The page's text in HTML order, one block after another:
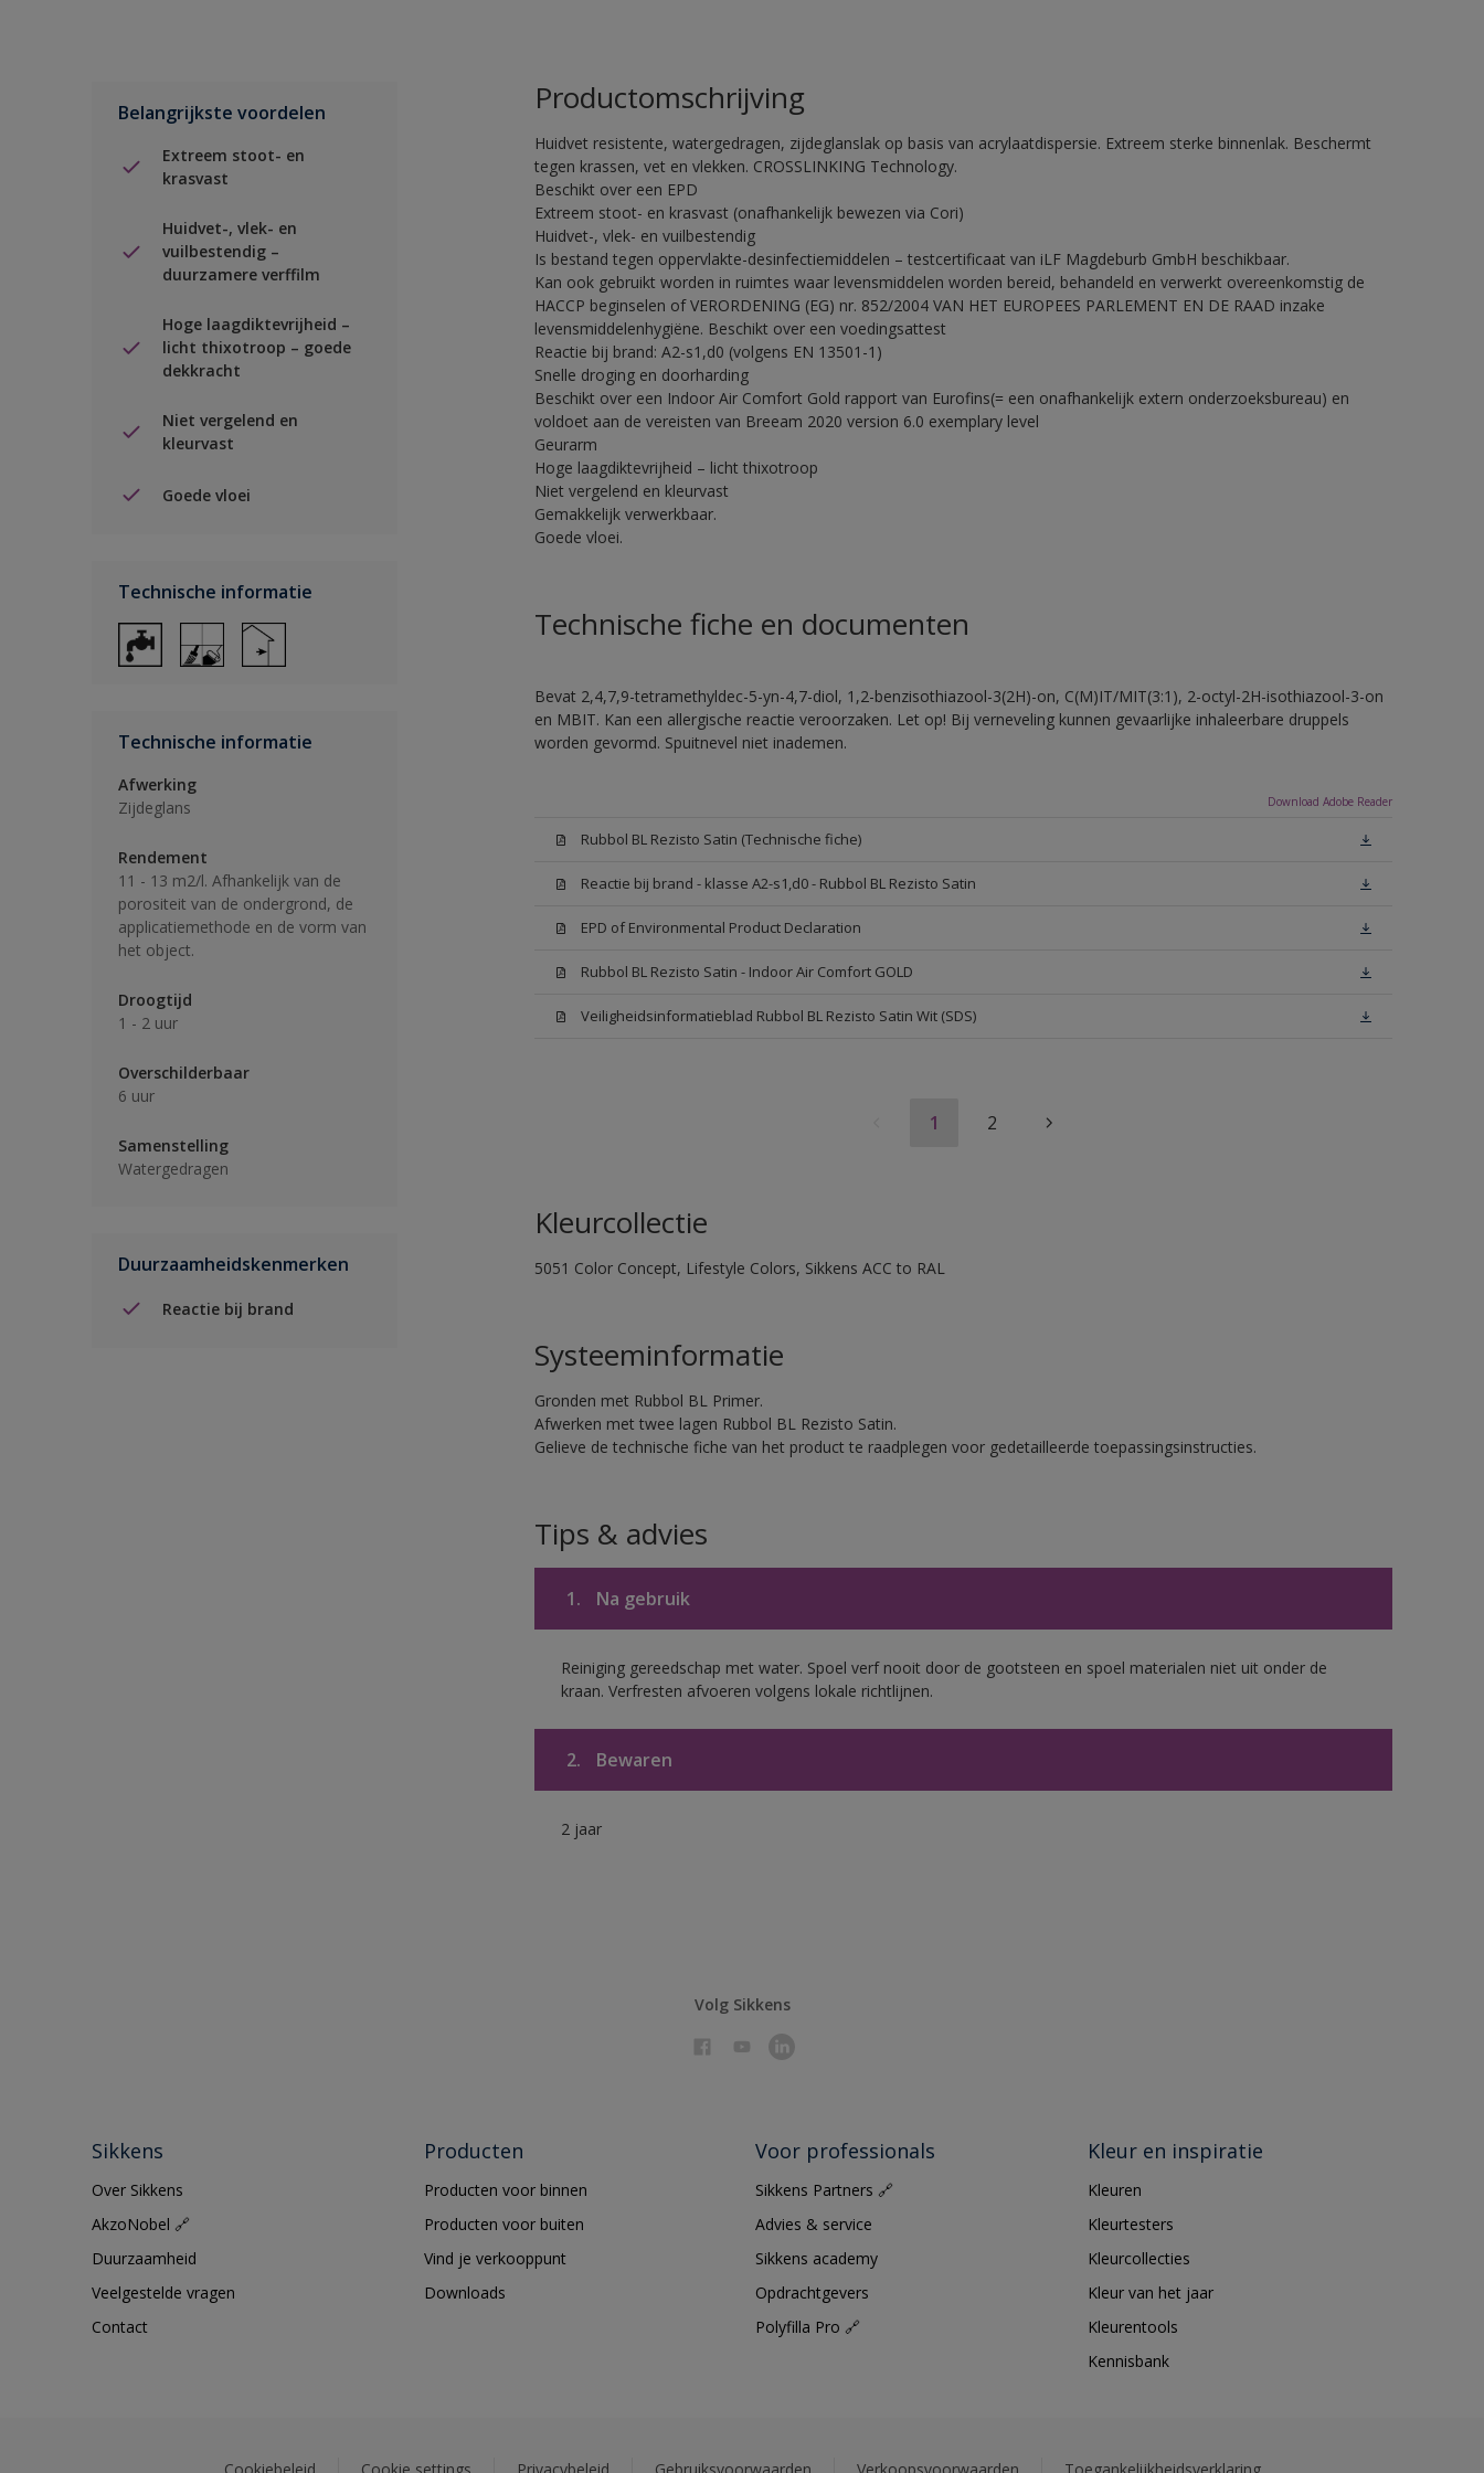
Belangrijkste voordelen
Extreem stoot- en
krasvast
Huidvet-, vlek- en
vuilbestendig –
duurzamere verffilm
Hoge laagdiktevrijheid –
licht thixotroop – goede
dekkracht
Niet vergelend en
kleurvast
Goede vloei
Technische informatie
Technische informatie
Afwerking
Zijdeglans
Rendement
11 - 13 m2/l. Afhankelijk van de
porositeit van de ondergrond, de
applicatiemethode en de vorm van
het object.
Droogtijd
1 - 2 uur
Overschilderbaar
6 uur
Samenstelling
Watergedragen
Duurzaamheidskenmerken
Reactie bij brand
Productomschrijving
Huidvet resistente, watergedragen, zijdeglanslak op basis van acrylaatdispersie. Extreem sterke binnenlak. Beschermt
tegen krassen, vet en vlekken. CROSSLINKING Technology.
Beschikt over een EPD
Extreem stoot- en krasvast (onafhankelijk bewezen via Cori)
Huidvet-, vlek- en vuilbestendig
Is bestand tegen oppervlakte-desinfectiemiddelen – testcertificaat van iLF Magdeburb GmbH beschikbaar.
Kan ook gebruikt worden in ruimtes waar levensmiddelen worden bereid, behandeld en verwerkt overeenkomstig de
HACCP beginselen of VERORDENING (EG) nr. 852/2004 VAN HET EUROPEES PARLEMENT EN DE RAAD inzake
levensmiddelenhygiëne. Beschikt over een voedingsattest
Reactie bij brand: A2-s1,d0 (volgens EN 13501-1)
Snelle droging en doorharding
Beschikt over een Indoor Air Comfort Gold rapport van Eurofins(= een onafhankelijk extern onderzoeksbureau) en
voldoet aan de vereisten van Breeam 2020 version 6.0 exemplary level
Geurarm
Hoge laagdiktevrijheid – licht thixotroop
Niet vergelend en kleurvast
Gemakkelijk verwerkbaar.
Goede vloei.
Technische fiche en documenten
Bevat 2,4,7,9-tetramethyldec-5-yn-4,7-diol, 1,2-benzisothiazool-3(2H)-on, C(M)IT/MIT(3:1), 2-octyl-2H-isothiazool-3-on
en MBIT. Kan een allergische reactie veroorzaken. Let op! Bij verneveling kunnen gevaarlijke inhaleerbare druppels
worden gevormd. Spuitnevel niet inademen.
Download Adobe Reader
Rubbol BL Rezisto Satin (Technische fiche)
Reactie bij brand - klasse A2-s1,d0 - Rubbol BL Rezisto Satin
EPD of Environmental Product Declaration
Rubbol BL Rezisto Satin - Indoor Air Comfort GOLD
Veiligheidsinformatieblad Rubbol BL Rezisto Satin Wit (SDS)
1 2
Kleurcollectie
5051 Color Concept, Lifestyle Colors, Sikkens ACC to RAL
Systeeminformatie
Gronden met Rubbol BL Primer.
Afwerken met twee lagen Rubbol BL Rezisto Satin.
Gelieve de technische fiche van het product te raadplegen voor gedetailleerde toepassingsinstructies.
Tips & advies
1. Na gebruik
Reiniging gereedschap met water. Spoel verf nooit door de gootsteen en spoel materialen niet uit onder de
kraan. Verfresten afvoeren volgens lokale richtlijnen.
2. Bewaren
2 jaar
Volg Sikkens
Sikkens
Over Sikkens
AkzoNobel 🔗
Duurzaamheid
Veelgestelde vragen
Contact
Producten
Producten voor binnen
Producten voor buiten
Vind je verkooppunt
Downloads
Voor professionals
Sikkens Partners 🔗
Advies & service
Sikkens academy
Opdrachtgevers
Polyfilla Pro 🔗
Kleur en inspiratie
Kleuren
Kleurtesters
Kleurcollecties
Kleur van het jaar
Kleurentools
Kennisbank